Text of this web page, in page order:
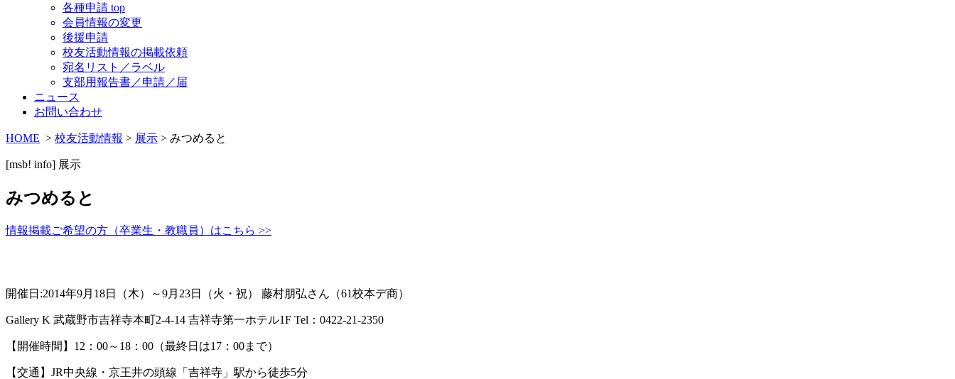
各種申請 top
会員情報の変更
後援申請
校友活動情報の掲載依頼
宛名リスト／ラベル
支部用報告書／申請／届
ニュース
お問い合わせ
HOME > 校友活動情報 > 展示 > みつめると
[msb! info] 展示
みつめると
情報掲載ご希望の方（卒業生・教職員）はこちら >>
開催日:2014年9月18日（木）～9月23日（火・祝） 藤村朋弘さん（61校本デ商）
Gallery K 武蔵野市吉祥寺本町2-4-14 吉祥寺第一ホテル1F Tel：0422-21-2350
【開催時間】12：00～18：00（最終日は17：00まで）
【交通】JR中央線・京王井の頭線「吉祥寺」駅から徒歩5分